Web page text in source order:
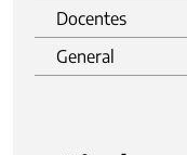
Docentes
General